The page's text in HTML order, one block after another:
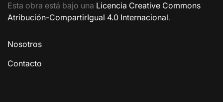
Esta obra está bajo una Licencia Creative Commons
Atribución-CompartirIgual 4.0 Internacional.
Nosotros
Contacto